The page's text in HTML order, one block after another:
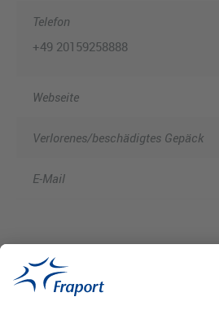
Telefon
+49 20159258888
Webseite
Verlorenes/beschädigtes Gepäck
E-Mail